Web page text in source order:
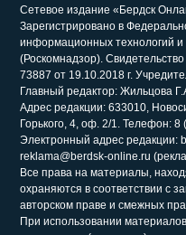
Сетевое издание «Бердск
Зарегистрировано в
информационных технологий и
(Роскомнадзор).
73887 от 19.10.2018 г.
Главный редактор: Жильцова
Адрес редакции: 633010,
Горького, 4, оф. 2/1. Телефон: 8
Электронный адрес редакции:
reklama@berdsk-online.ru
Все права на материалы,
охраняются в соответствии с
авторском праве и смежных
При использовании